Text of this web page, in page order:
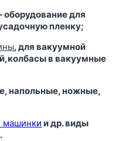
оборудование для
пленку;
, для вакуумной
в вакуумные
напольные, ножные,
машинки и др. виды